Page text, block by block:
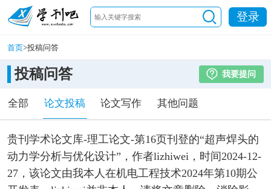
登录
首页>投稿问答
投稿问答 我要提问
全部 论文投稿 论文写作 其他问题
贵刊学术论文库-理工论文-第16页刊登的“超声焊头的
动力学分析与优化设计”，作者lizhiwei，时间2024-12-
27，该论文由我本人在机电工程技术2024年第10期公